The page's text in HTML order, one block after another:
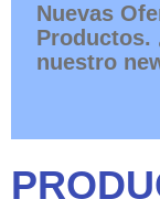
Nuevas
Productos.
nuestro